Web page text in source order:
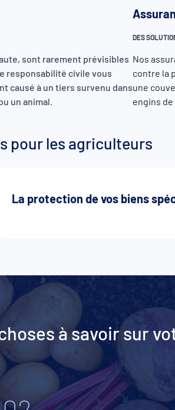
sont rarement prévisibles
responsabilité civile vous
causé à un tiers survenu dans
un animal.
DES
Nos
contre la
une
engins
pour les agriculteurs
La protection de vos biens
à savoir sur